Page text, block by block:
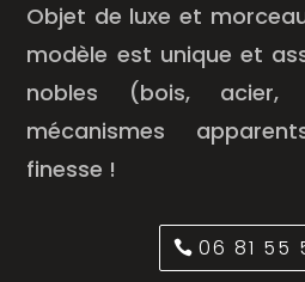
Objet de luxe et
modèle est unique et
nobles (bois,
mécanismes
finesse !
06 81 55